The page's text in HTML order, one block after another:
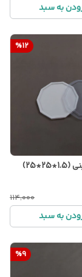
به سبد
%12
۱۱۴٬۰۰۰
به سبد
%9